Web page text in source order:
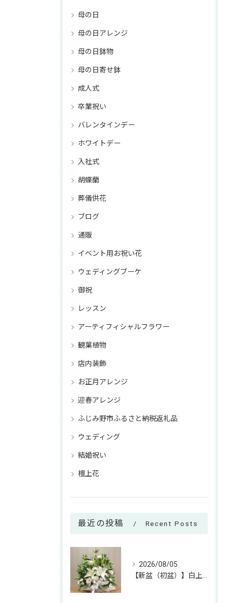
母の日
母の日アレンジ
母の日鉢物
母の日寄せ鉢
成人式
卒業祝い
バレンタインデー
ホワイトデー
入社式
胡蝶蘭
葬儀供花
ブログ
通販
イベント用お祝い花
ウェディングブーケ
御祝
レッスン
アーティフィシャルフラワー
観葉植物
店内装飾
お正月アレンジ
迎春アレンジ
ふじみ野市ふるさと納税返礼品
ウェディング
結婚祝い
檀上花
最近の投稿 Recent Posts
2026/08/05
【新盆（初盆）】白上がりのお供えアレンジのご紹介🕊✨